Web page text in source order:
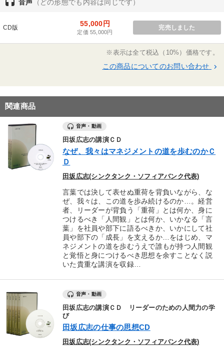
音声 （どの形態でも内容は同じです）
CD版 55,000円
定価 55,000円
完売しました
※表示は全て税込（10%）価格です。
この商品についてのお問い合わせ keyboard_arrow_right
関連商品
音声・動画
田坂広志の講演ＣＤ
なぜ、我々はマネジメントの道を歩むのかＣ
Ｄ
田坂広志(シンクタンク・ソフィアバンク代表)
言葉では決して表せぬ重荷を背負いながら、な
ぜ、我々は、この道を歩み続けるのか…。経営
者、リーダーが背負う「重荷」とは何か、身に
つけるべき「人間観」とは何か、いかなる「言
葉」を社員や部下に語るべきか、いかにして社
員や部下の「成長」を支えるか…をはじめ、マ
ネジメントの道を歩むうえで誰もが持つ人間観
と覚悟と身につけるべき思想を余すことなく説
いた貴重な講演を収録…
音声・動画
田坂広志の講演ＣＤ リーダーのための人間力の学
び
田坂広志の仕事の思想CD
田坂広志(シンクタンク・ソフィアバンク代表)